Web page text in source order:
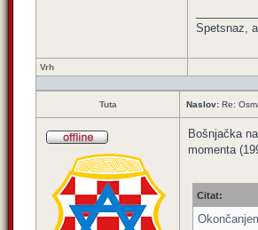
Spetsnaz,
Vrh
Tuta Naslov: Re:
Bošnjačka
momenta
Citat: